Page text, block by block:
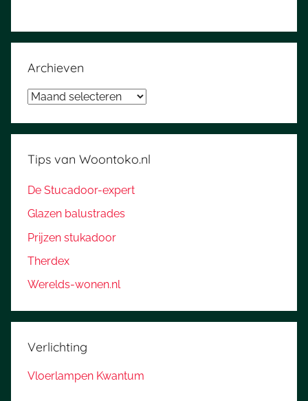
Archieven
Archieven
Tips van Woontoko.nl
De Stucadoor-expert
Glazen balustrades
Prijzen stukadoor
Therdex
Werelds-wonen.nl
Verlichting
Vloerlampen Kwantum